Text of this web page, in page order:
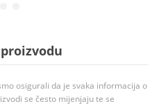
osigurali da je svaka informacija o
se često mijenjaju te se